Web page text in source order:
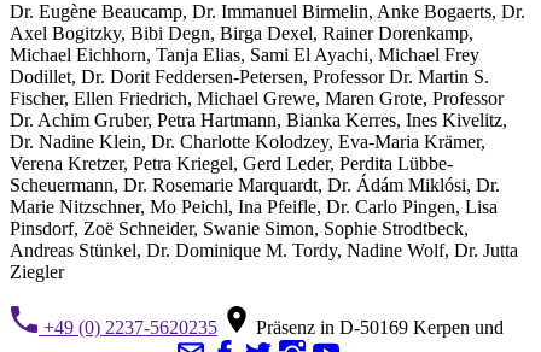
Dr. Eugène Beaucamp, Dr. Immanuel Birmelin, Anke Bogaerts, Dr.
Axel Bogitzky, Bibi Degn, Birga Dexel, Rainer Dorenkamp,
Michael Eichhorn, Tanja Elias, Sami El Ayachi, Michael Frey
Dodillet, Dr. Dorit Feddersen-Petersen, Professor Dr. Martin S.
Fischer, Ellen Friedrich, Michael Grewe, Maren Grote, Professor
Dr. Achim Gruber, Petra Hartmann, Bianka Kerres, Ines Kivelitz,
Dr. Nadine Klein, Dr. Charlotte Kolodzey, Eva-Maria Krämer,
Verena Kretzer, Petra Kriegel, Gerd Leder, Perdita Lübbe-
Scheuermann, Dr. Rosemarie Marquardt, Dr. Ádám Miklósi, Dr.
Marie Nitzschner, Mo Peichl, Ina Pfeifle, Dr. Carlo Pingen, Lisa
Pinsdorf, Zoë Schneider, Swanie Simon, Sophie Strodtbeck,
Andreas Stünkel, Dr. Dominique M. Tordy, Nadine Wolf, Dr. Jutta
Ziegler
+49 (0) 2237-5620235
Präsenz in D-50169 Kerpen und